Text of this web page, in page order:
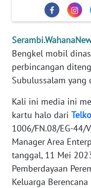
Bengkel mobil
perbincangan
Subulussalam
Kali ini media ini
kartu halo dari
1006/FN.08/EG-44/
Manager Area
tanggal, 11 Mei
Pemberdayaan
Keluarga
WN
WN
JAKARTA
JABAR
WN
BANTEN
WN
NTT